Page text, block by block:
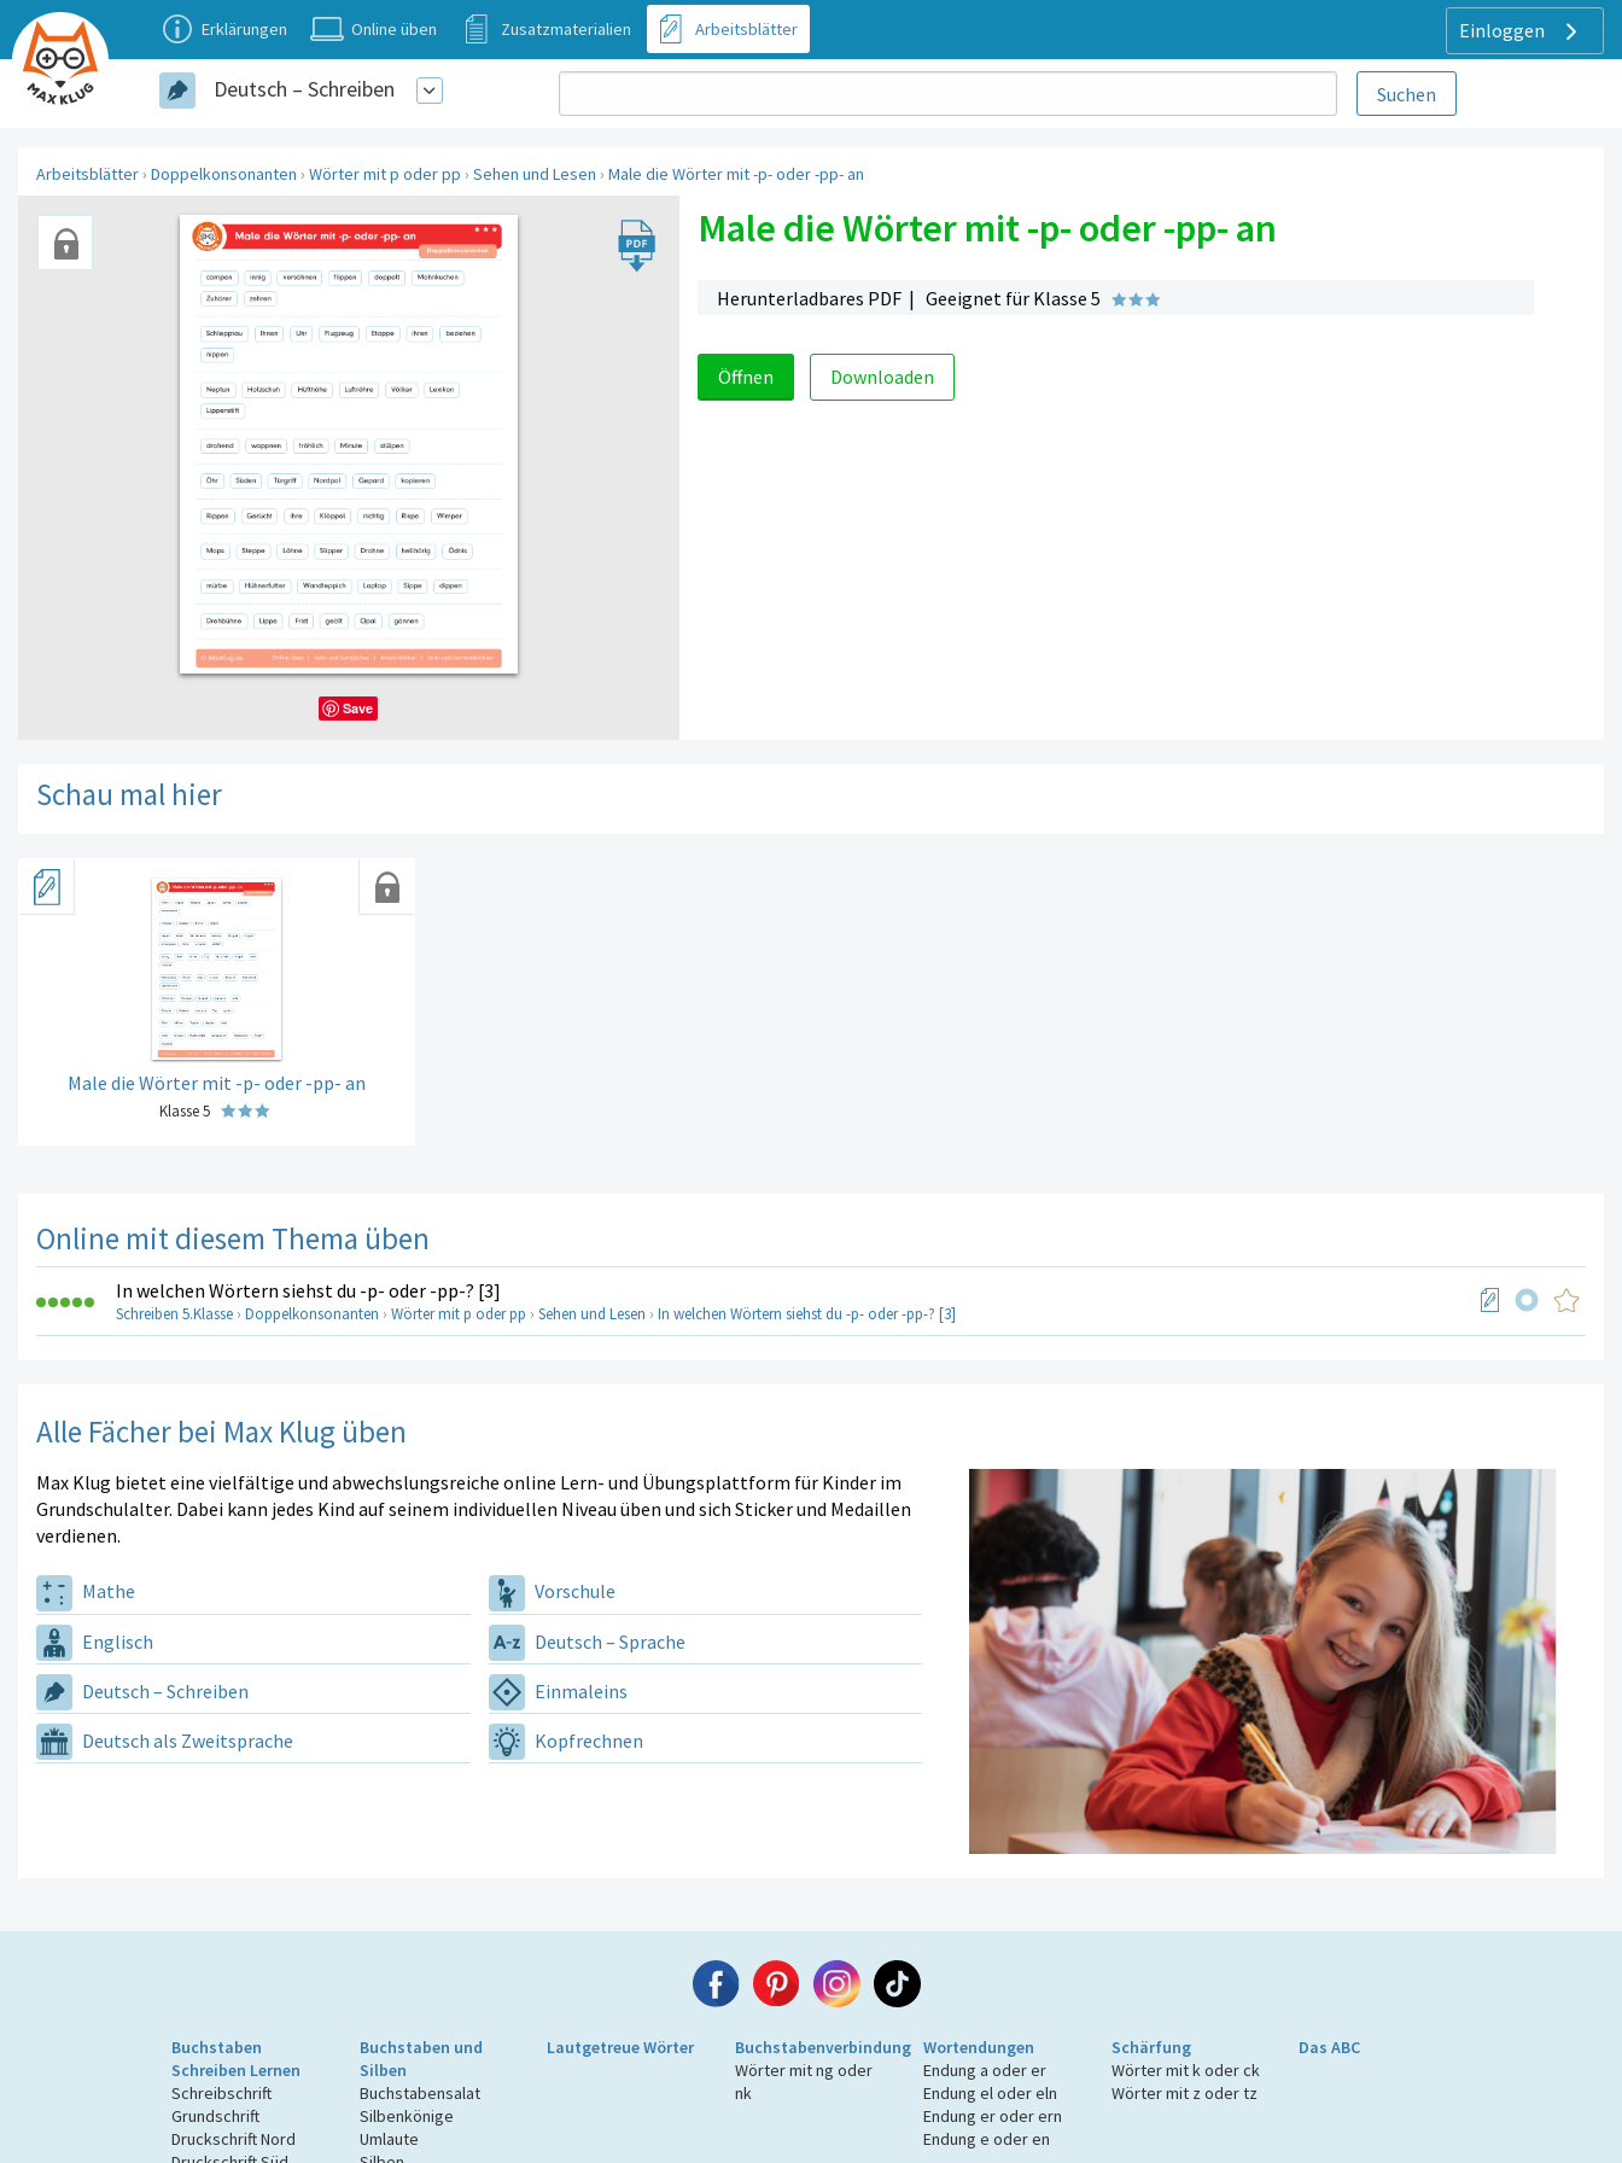
Einloggen
Erklärungen Online üben Zusatzmaterialien Arbeitsblätter
Deutsch – Schreiben
Arbeitsblätter › Doppelkonsonanten › Wörter mit p oder pp › Sehen und Lesen › Male die Wörter mit -p- oder -pp- an
Male die Wörter mit -p- oder -pp- an
Herunterladbares PDF | Geeignet für Klasse 5
Öffnen Downloaden
Save
Schau mal hier
Male die Wörter mit -p- oder -pp- an
Klasse 5
Online mit diesem Thema üben
In welchen Wörtern siehst du -p- oder -pp-? [3]
Schreiben 5.Klasse › Doppelkonsonanten › Wörter mit p oder pp › Sehen und Lesen › In welchen Wörtern siehst du -p- oder -pp-? [3]
Alle Fächer bei Max Klug üben
Max Klug bietet eine vielfältige und abwechslungsreiche online Lern- und Übungsplattform für Kinder im
Grundschulalter. Dabei kann jedes Kind auf seinem individuellen Niveau üben und sich Sticker und Medaillen
verdienen.
Mathe Vorschule
Englisch Deutsch – Sprache
Deutsch – Schreiben Einmaleins
Deutsch als Zweitsprache Kopfrechnen
Buchstaben
Schreiben Lernen
Schreibschrift
Grundschrift
Druckschrift Nord
Buchstaben und
Silben
Buchstabensalat
Silbenkönige
Umlaute
Lautgetreue Wörter
Buchstabenverbindung
Wörter mit ng oder
nk
Wortendungen
Endung a oder er
Endung el oder eln
Endung er oder ern
Endung e oder en
Schärfung
Wörter mit k oder ck
Wörter mit z oder tz
Das ABC